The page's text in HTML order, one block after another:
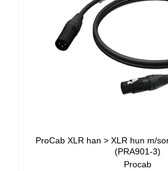
ProCab XLR han > XLR hun m/
(PRA901-3)
Procab